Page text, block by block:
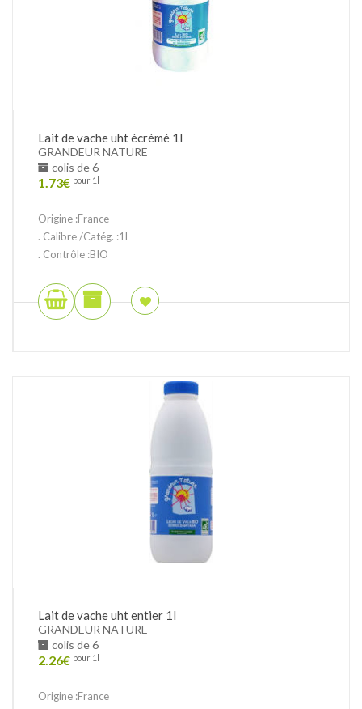
Lait de vache uht écrémé 1l
GRANDEUR NATURE
colis de 6
1.73€ pour 1l
Origine :France
. Calibre /Catég. :1l
. Contrôle :BIO
Lait de vache uht entier 1l
GRANDEUR NATURE
colis de 6
2.26€ pour 1l
Origine :France